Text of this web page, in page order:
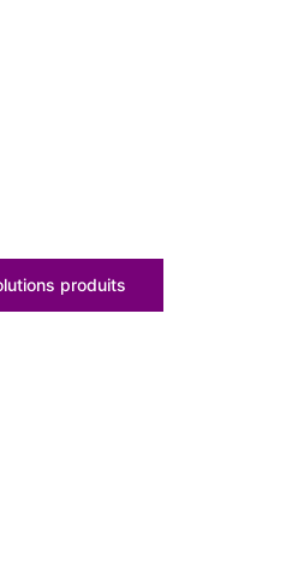
produits